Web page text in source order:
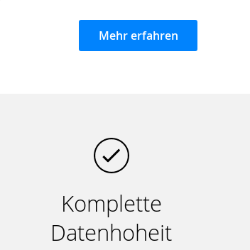
Mehr erfahren
Komplette
Datenhoheit